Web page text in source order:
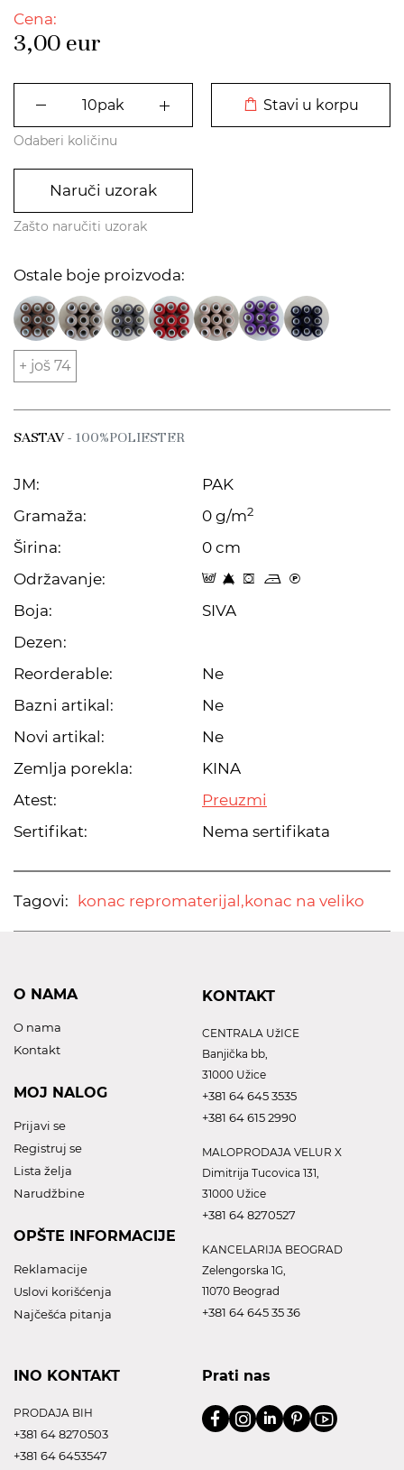
Cena:
3,00 eur
Stavi u korpu
Odaberi količinu
Naruči uzorak
Zašto naručiti uzorak
Ostale boje proizvoda:
+ još 74
SASTAV- 100%POLIESTER
JM:
PAK
Gramaža:
0 g/m2
Širina:
0 cm
Održavanje:
9 8 f o C
Boja:
SIVA
Dezen:
Reorderable:
Ne
Bazni artikal:
Ne
Novi artikal:
Ne
Zemlja porekla:
KINA
Atest:
Preuzmi
Sertifikat:
Nema sertifikata
Tagovi: konac repromaterijal, konac na veliko
O NAMA
O nama
Kontakt
MOJ NALOG
Prijavi se
Registruj se
Lista želja
Narudžbine
OPŠTE INFORMACIJE
Reklamacije
Uslovi korišćenja
Najčešća pitanja
KONTAKT
CENTRALA UžICE
Banjička bb,
31000 Užice
+381 64 645 3535
+381 64 615 2990
MALOPRODAJA VELUR X
Dimitrija Tucovica 131,
31000 Užice
+381 64 8270527
KANCELARIJA BEOGRAD
Zelengorska 1G,
11070 Beograd
+381 64 645 35 36
INO KONTAKT
PRODAJA BIH
+381 64 8270503
+381 64 6453547
Prati nas